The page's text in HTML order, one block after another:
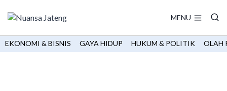
MENU
EKONOMI & BISNIS GAYA HIDUP HUKUM & POLITIK OLAH